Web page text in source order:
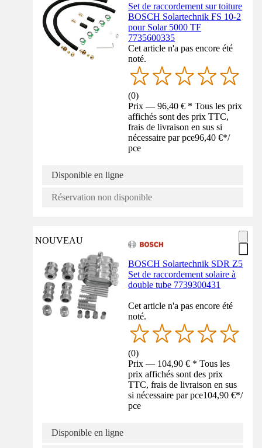
Set de raccordement sur toiture
BOSCH Solartechnik FS 10-2
pour Solar 5000 TF
7735600335
Cet article n'a pas encore été
noté.
(0)
Prix — 96,40 € * Tous les prix
affichés sont des prix TTC,
frais de livraison en sus si
nécessaire par pce96,40 €*/
pce
Disponible en ligne
Réservation non disponible
NOUVEAU
BOSCH Solartechnik SDR Z5
Set de raccordement solaire à
double tube 7739300431
Cet article n'a pas encore été
noté.
(0)
Prix — 104,90 € * Tous les
prix affichés sont des prix
TTC, frais de livraison en sus
si nécessaire par pce104,90 €*/
pce
Disponible en ligne